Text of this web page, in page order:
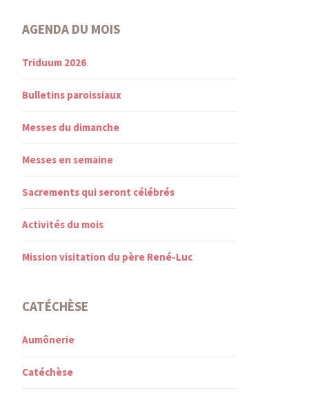
AGENDA DU MOIS
Triduum 2026
Bulletins paroissiaux
Messes du dimanche
Messes en semaine
Sacrements qui seront célébrés
Activités du mois
Mission visitation du père René-Luc
CATÉCHÈSE
Aumônerie
Catéchèse